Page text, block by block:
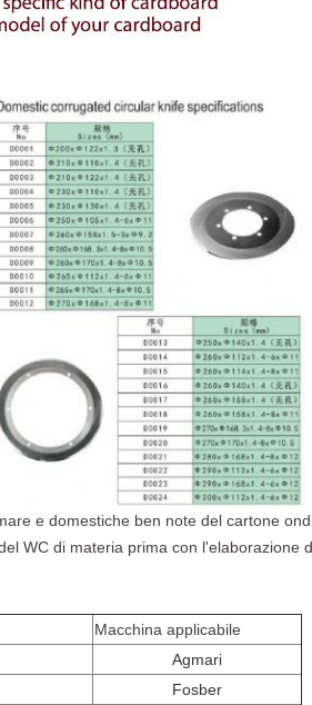
e domestiche ben note del cartone
WC di materia prima con l'elaborazione
Macchina applicabile
Agmari
Fosber